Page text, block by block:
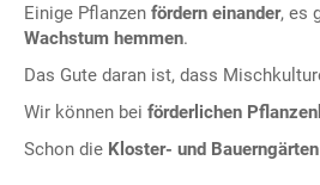
Einige Pflanzen fördern einander, es
Wachstum hemmen.
Das Gute daran ist, dass
Wir können bei förderlichen
Schon die Kloster- und Bauerngärten